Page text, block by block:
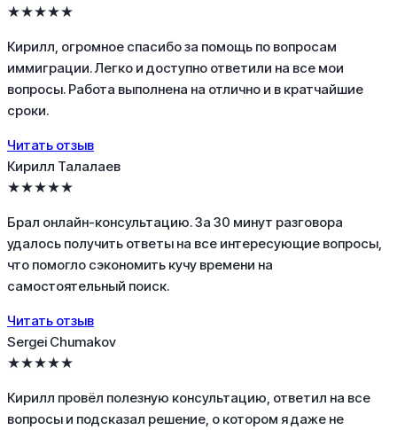
★★★★★
Кирилл, огромное спасибо за помощь по вопросам
иммиграции. Легко и доступно ответили на все мои
вопросы. Работа выполнена на отлично и в кратчайшие
сроки.
Читать отзыв
Кирилл Талалаев
★★★★★
Брал онлайн-консультацию. За 30 минут разговора
удалось получить ответы на все интересующие вопросы,
что помогло сэкономить кучу времени на
самостоятельный поиск.
Читать отзыв
Sergei Chumakov
★★★★★
Кирилл провёл полезную консультацию, ответил на все
вопросы и подсказал решение, о котором я даже не